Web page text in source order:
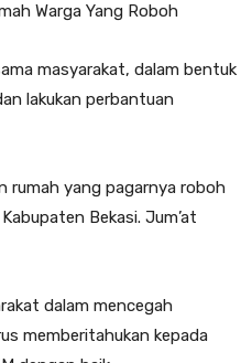
Warga Yang Roboh
masyarakat, dalam bentuk
lakukan perbantuan
rumah yang pagarnya roboh
Bekasi. Jum’at
dalam mencegah
memberitahukan kepada